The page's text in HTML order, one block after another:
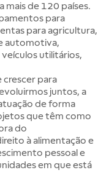
mais de 120 países.
para
para agricultura,
automotiva,
utilitários,
para
juntos, a
de forma
que têm como
do
à alimentação e
pessoal e
em que está